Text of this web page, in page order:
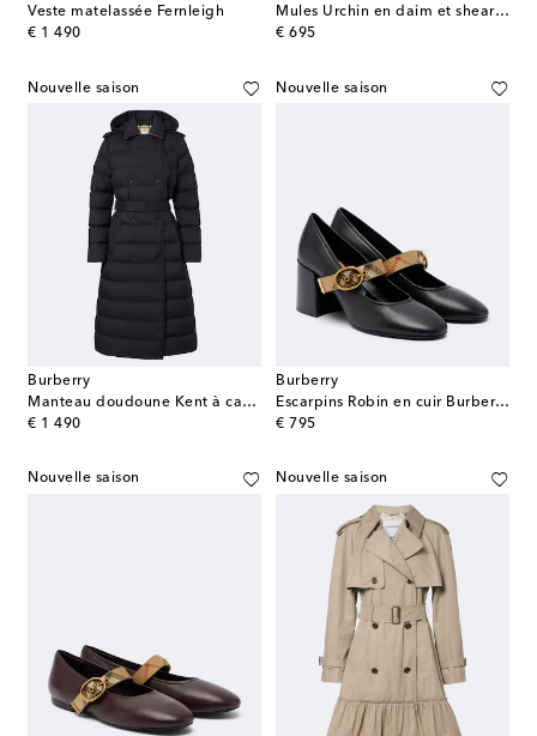
Veste matelassée Fernleigh
€ 1 490
original price
Mules Urchin en daim et shearling
€ 695
original price
Nouvelle saison
Burberry
Manteau doudoune Kent à capuche
€ 1 490
original price
Nouvelle saison
Burberry
Escarpins Robin en cuir Burberry Check
€ 795
original price
Nouvelle saison Nouvelle saison